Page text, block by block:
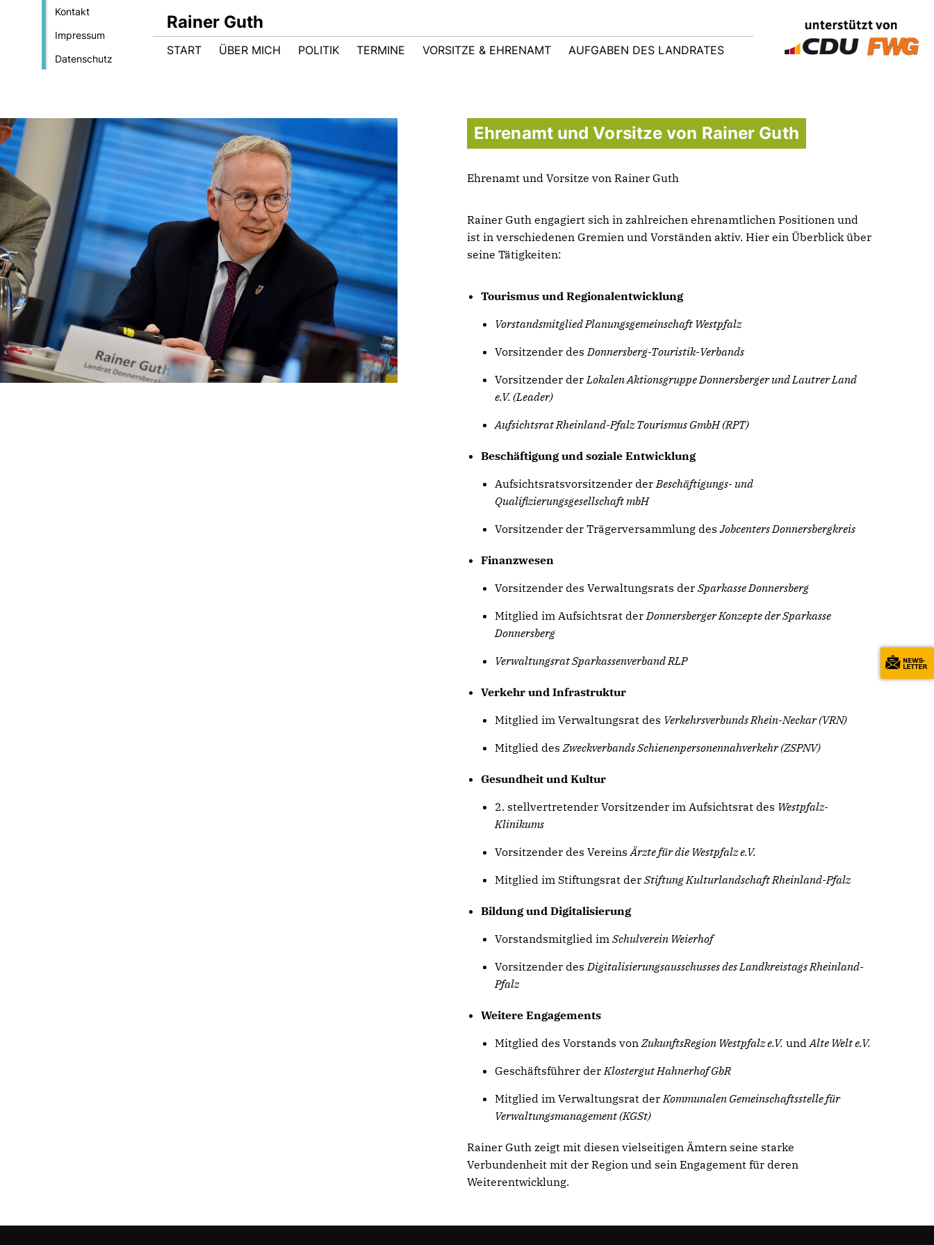
Kontakt
Impressum
Datenschutz
Rainer Guth
START ÜBER MICH POLITIK TERMINE VORSITZE & EHRENAMT AUFGABEN DES LANDRATES
Ehrenamt und Vorsitze von Rainer Guth
Ehrenamt und Vorsitze von Rainer Guth
Rainer Guth engagiert sich in zahlreichen ehrenamtlichen Positionen und
ist in verschiedenen Gremien und Vorständen aktiv. Hier ein Überblick über
seine Tätigkeiten:
Tourismus und Regionalentwicklung
Vorstandsmitglied Planungsgemeinschaft Westpfalz
Vorsitzender desDonnersberg-Touristik-Verbands
Vorsitzender derLokalen Aktionsgruppe Donnersberger und Lautrer Land
e.V. (Leader)
Aufsichtsrat Rheinland-Pfalz Tourismus GmbH (RPT)
Beschäftigung und soziale Entwicklung
Aufsichtsratsvorsitzender derBeschäftigungs- und
Qualifizierungsgesellschaft mbH
Vorsitzender der Trägerversammlung desJobcenters Donnersbergkreis
Finanzwesen
Vorsitzender des Verwaltungsrats der Sparkasse Donnersberg
Mitglied im Aufsichtsrat derDonnersberger Konzepte der Sparkasse
Donnersberg
Verwaltungsrat Sparkassenverband RLP
Verkehr und Infrastruktur
Mitglied im Verwaltungsrat des Verkehrsverbunds Rhein-Neckar (VRN)
Mitglied desZweckverbands Schienenpersonennahverkehr (ZSPNV)
Gesundheit und Kultur
2. stellvertretender Vorsitzender im Aufsichtsrat des Westpfalz-
Klinikums
Vorsitzender des VereinsÄrzte für die Westpfalz e.V.
Mitglied im Stiftungsrat der Stiftung Kulturlandschaft Rheinland-Pfalz
Bildung und Digitalisierung
Vorstandsmitglied im Schulverein Weierhof
Vorsitzender desDigitalisierungsausschusses des Landkreistags Rheinland-
Pfalz
Weitere Engagements
Mitglied des Vorstands vonZukunftsRegion Westpfalz e.V. undAlte Welt e.V.
Geschäftsführer derKlostergut Hahnerhof GbR
Mitglied im Verwaltungsrat derKommunalen Gemeinschaftsstelle für
Verwaltungsmanagement (KGSt)
Rainer Guth zeigt mit diesen vielseitigen Ämtern seine starke
Verbundenheit mit der Region und sein Engagement für deren
Weiterentwicklung.